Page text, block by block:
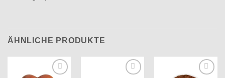
ÄHNLICHE PRODUKTE